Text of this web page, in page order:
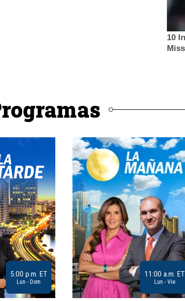
5:00 p.m. ET
Lun - Dom
11:00 a.m. ET
Lun - Vie